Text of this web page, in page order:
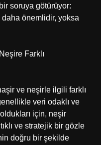
soruya götürüyor:
önemlidir, yoksa
Farklı
ve neşirle ilgili farklı
veri odaklı ve
için, neşir
ve stratejik bir gözle
doğru bir şekilde